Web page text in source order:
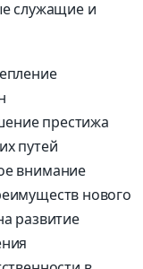
служащие и
престижа
путей
внимание
нового
развитие